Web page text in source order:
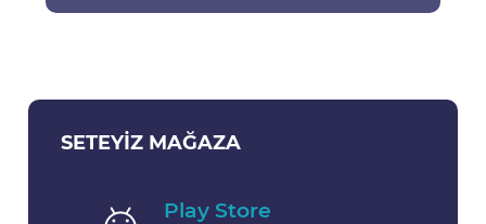
SETEYIZ MAĞAZA
Play Store